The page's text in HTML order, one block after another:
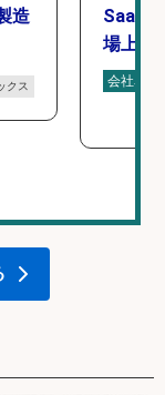
造
クス
SaaS
場上場
会社名